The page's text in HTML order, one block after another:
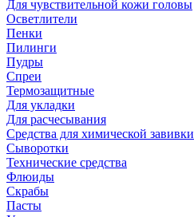
Для чувствительной кожи головы
Осветлители
Пенки
Пилинги
Пудры
Спреи
Термозащитные
Для укладки
Для расчесывания
Средства для химической завивки
Сыворотки
Технические средства
Флюиды
Скрабы
Пасты